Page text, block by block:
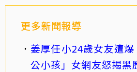
更多新聞報導
姜厚任小24歲女友遭
公小孩」女網友怒揭黑